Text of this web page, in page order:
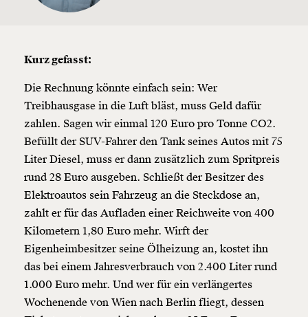
Kurz gefasst:
Die Rechnung könnte einfach sein: Wer
Treibhausgase in die Luft bläst, muss Geld dafür
zahlen. Sagen wir einmal 120 Euro pro Tonne CO2.
Befüllt der SUV-Fahrer den Tank seines Autos mit 75
Liter Diesel, muss er dann zusätzlich zum Spritpreis
rund 28 Euro ausgeben. Schließt der Besitzer des
Elektroautos sein Fahrzeug an die Steckdose an,
zahlt er für das Aufladen einer Reichweite von 400
Kilometern 1,80 Euro mehr. Wirft der
Eigenheimbesitzer seine Ölheizung an, kostet ihn
das bei einem Jahresverbrauch von 2.400 Liter rund
1.000 Euro mehr. Und wer für ein verlängertes
Wochenende von Wien nach Berlin fliegt, dessen